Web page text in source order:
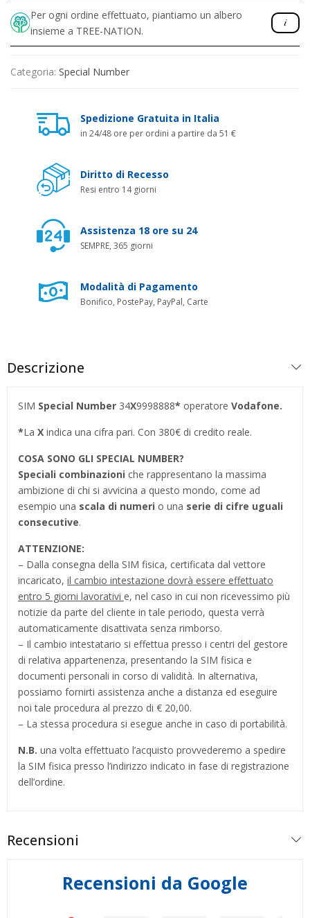
Per ogni ordine effettuato, piantiamo un albero
insieme a TREE-NATION.
Categoria: Special Number
Spedizione Gratuita in Italia
in 24/48 ore per ordini a partire da 51 €
Diritto di Recesso
Resi entro 14 giorni
Assistenza 18 ore su 24
SEMPRE, 365 giorni
Modalità di Pagamento
Bonifico, PostePay, PayPal, Carte
Descrizione
SIM Special Number 34X9998888* operatore Vodafone.
*La X indica una cifra pari. Con 380€ di credito reale.
COSA SONO GLI SPECIAL NUMBER?
Speciali combinazioni che rappresentano la massima
ambizione di chi si avvicina a questo mondo, come ad
esempio una scala di numeri o una serie di cifre uguali
consecutive.
ATTENZIONE:
– Dalla consegna della SIM fisica, certificata dal vettore
incaricato, il cambio intestazione dovrà essere effettuato
entro 5 giorni lavorativi e, nel caso in cui non ricevessimo più
notizie da parte del cliente in tale periodo, questa verrà
automaticamente disattivata senza rimborso.
– Il cambio intestatario si effettua presso i centri del gestore
di relativa appartenenza, presentando la SIM fisica e
documenti personali in corso di validità. In alternativa,
possiamo fornirti assistenza anche a distanza ed eseguire
noi tale procedura al prezzo di € 20,00.
– La stessa procedura si esegue anche in caso di portabilità.
N.B. una volta effettuato l’acquisto provvederemo a spedire
la SIM fisica presso l’indirizzo indicato in fase di registrazione
dell’ordine.
Recensioni
Recensioni da Google